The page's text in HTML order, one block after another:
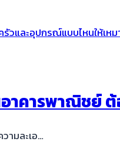
คารพาณิชย์ ต้
ามละเอ…